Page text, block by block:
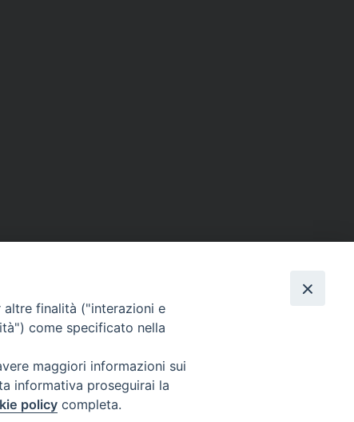
finalità ("interazioni e
come specificato nella
maggiori informazioni sui
informativa proseguirai la
policy completa.